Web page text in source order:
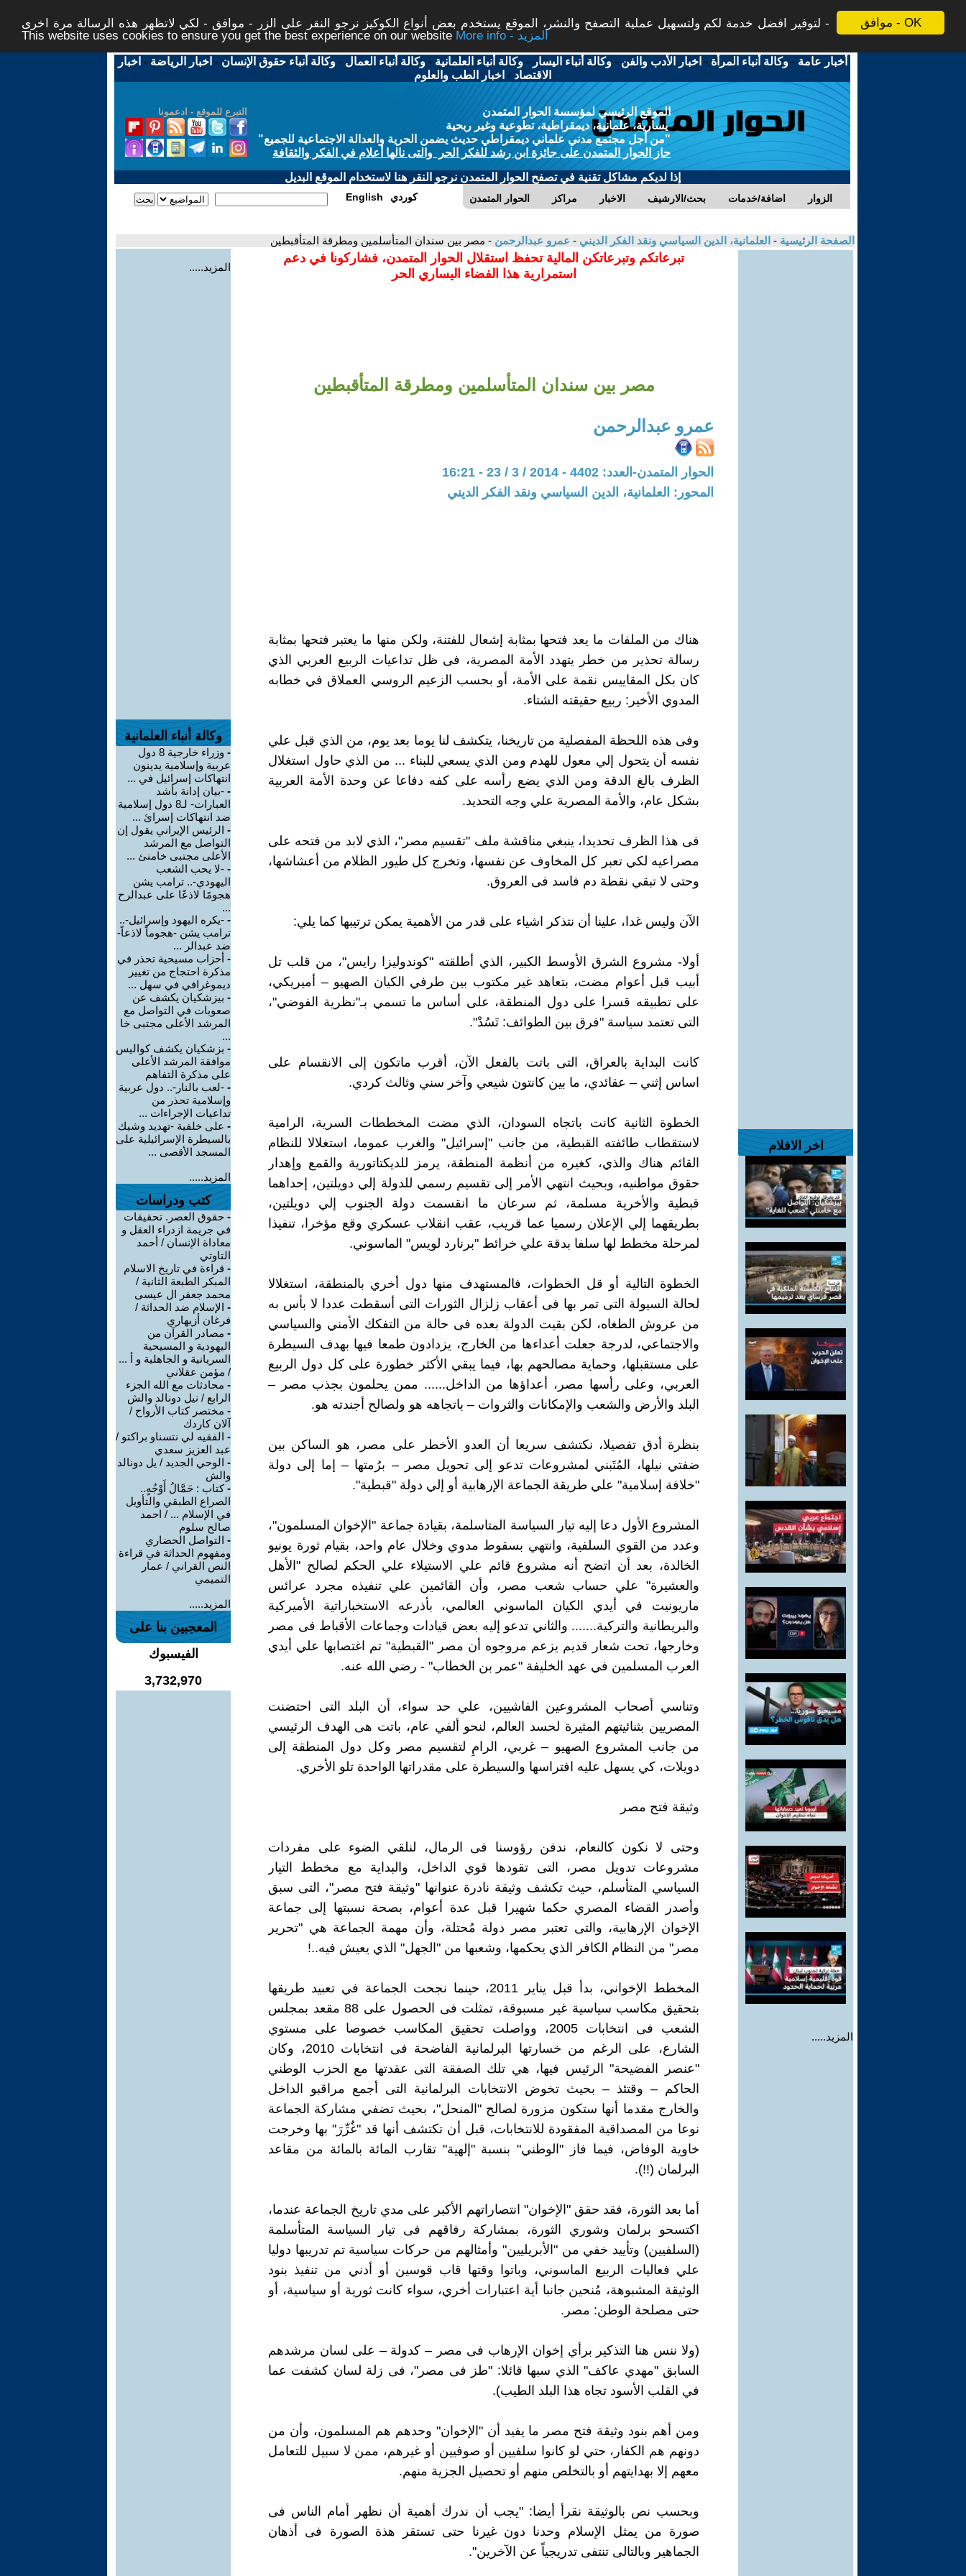
موافق - OK
لتوفير افضل خدمة لكم ولتسهيل عملية التصفح والنشر، الموقع يستخدم بعض أنواع الكوكيز نرجو النقر على الزر - موافق - لكي لاتظهر هذه الرسالة مرة اخرى -
This website uses cookies to ensure you get the best experience on our website
More info - المزيد
أخبار عامة -وكالة أنباء المرأة - اخبار الأدب والفن -وكالة أنباء اليسار -وكالة أنباء العلمانية -وكالة أنباء العمال -وكالة أنباء حقوق الإنسان - اخبار الرياضة - اخبار
الاقتصاد - اخبار الطب والعلوم
التبرع للموقع - ادعمونا
الموقع الرئيسي لمؤسسة الحوار المتمدن
يسارية، علمانية، ديمقراطية، تطوعية وغير ربحية
"من أجل مجتمع مدني علماني ديمقراطي حديث يضمن الحرية والعدالة الاجتماعية للجميع"
حاز الحوار المتمدن على جائزة ابن رشد للفكر الحر والتى نالها أعلام في الفكر والثقافة
إذا لديكم مشاكل تقنية في تصفح الحوار المتمدن نرجو النقر هنا لاستخدام الموقع البديل
الحوار المتمدن مراكز الاخبار بحث/الارشيف اضافة/خدمات الزوار English كوردي
الصفحة الرئيسية - العلمانية، الدين السياسي ونقد الفكر الديني - عمرو عبدالرحمن - مصر بين سندان المتأسلمين ومطرقة المتأقبطين
اخر الافلام
المزيد.....
تبرعاتكم وتبرعاتكن المالية تحفظ استقلال الحوار المتمدن، فشاركونا في دعم
استمرارية هذا الفضاء اليساري الحر
مصر بين سندان المتأسلمين ومطرقة المتأقبطين
عمرو عبدالرحمن
الحوار المتمدن-العدد: 4402 - 2014 / 3 / 23 - 16:21
المحور: العلمانية، الدين السياسي ونقد الفكر الديني
هناك من الملفات ما يعد فتحها بمثابة إشعال للفتنة، ولكن منها ما يعتبر فتحها بمثابة
رسالة تحذير من خطر يتهدد الأمة المصرية، فى ظل تداعيات الربيع العربي الذي
كان بكل المقاييس نقمة على الأمة، أو بحسب الزعيم الروسي العملاق في خطابه
المدوي الأخير: ربيع حقيقته الشتاء.
وفى هذه اللحظة المفصلية من تاريخنا، يتكشف لنا يوما بعد يوم، من الذي قبل علي
نفسه أن يتحول إلي معول للهدم ومن الذي يسعي للبناء ... من الذي حاول استغلال
الظرف بالغ الدقة ومن الذي يضع رأسه على كفه دفاعا عن وحدة الأمة العربية
بشكل عام، والأمة المصرية علي وجه التحديد.
فى هذا الظرف تحديدا، ينبغي مناقشة ملف "تقسيم مصر"، الذي لابد من فتحه على
مصراعيه لكي تعبر كل المخاوف عن نفسها، وتخرج كل طيور الظلام من أعشاشها،
وحتى لا تبقي نقطة دم فاسد فى العروق.
الآن وليس غدا، علينا أن نتذكر اشياء على قدر من الأهمية يمكن ترتيبها كما يلي:
أولا- مشروع الشرق الأوسط الكبير، الذي أطلقته "كوندوليزا رايس"، من قلب تل
أبيب قبل أعوام مضت، بتعاهد غير مكتوب بين طرفي الكيان الصهيو – أميريكي،
على تطبيقه قسرا على دول المنطقة، على أساس ما تسمي بـ"نظرية الفوضي"،
التى تعتمد سياسة "فرق بين الطوائف: تَسُدْ".
كانت البداية بالعراق، التى باتت بالفعل الآن، أقرب ماتكون إلى الانقسام على
اساس إثني – عقائدي، ما بين كانتون شيعي وآخر سني وثالث كردي.
الخطوة الثانية كانت باتجاه السودان، الذي مضت المخططات السرية، الرامية
لاستقطاب طائفته القبطية، من جانب "إسرائيل" والغرب عموما، استغلالا للنظام
القائم هناك والذي، كغيره من أنظمة المنطقة، يرمز للديكتاتورية والقمع وإهدار
حقوق مواطنيه، وبحيث انتهي الأمر إلى تقسيم رسمي للدولة إلي دويلتين، إحداهما
قبطية والأخرية مسلمة، ثم سرعان ما انقسمت دولة الجنوب إلي دويلتين،
بطريقهما إلي الإعلان رسميا عما قريب، عقب انقلاب عسكري وقع مؤخرا، تنفيذا
لمرحلة مخطط لها سلفا بدقة علي خرائط "برنارد لويس" الماسوني.
الخطوة التالية أو قل الخطوات، فالمستهدف منها دول أخري بالمنطقة، استغلالا
لحالة السيولة التى تمر بها فى أعقاب زلزال الثورات التى أسقطت عددا لا بأس به
من عروش الطغاه، لكن بقيت الدولة بعده فى حالة من التفكك الأمني والسياسي
والاجتماعي، لدرجة جعلت أعداءها من الخارج، يزدادون طمعا فيها بهدف السيطرة
على مستقبلها، وحماية مصالحهم بها، فيما يبقي الأكثر خطورة على كل دول الربيع
العربي، وعلى رأسها مصر، أعداؤها من الداخل...... ممن يحلمون بجذب مصر –
البلد والأرض والشعب والإمكانات والثروات – باتجاهه هو ولصالح أجندته هو.
بنظرة أدق تفصيلا، نكتشف سريعا أن العدو الأخطر على مصر، هو الساكن بين
ضفتي نيلها، المُتَبني لمشروعات تدعو إلى تحويل مصر – برُمتها – إما إلى دولة
"خلافة إسلامية" علي طريقة الجماعة الإرهابية أو إلي دولة "قبطية".
المشروع الأول دعا إليه تيار السياسة المتاسلمة، بقيادة جماعة "الإخوان المسلمون"،
وعدد من القوي السلفية، وانتهي بسقوط مدوي وخلال عام واحد، بقيام ثورة يونيو
الخالدة، بعد أن اتضح أنه مشروع قائم علي الاستيلاء علي الحكم لصالح "الأهل
والعشيرة" علي حساب شعب مصر، وأن القائمين علي تنفيذه مجرد عرائس
ماريونيت في أيدي الكيان الماسوني العالمي، بأذرعه الاستخباراتية الأميركية
والبريطانية والتركية....... والثاني تدعو إليه بعض قيادات وجماعات الأقباط فى مصر
وخارجها، تحت شعار قديم يزعم مروجوه أن مصر "القبطية" تم اغتصابها علي أيدي
العرب المسلمين في عهد الخليفة "عمر بن الخطاب" - رضي الله عنه.
وتناسي أصحاب المشروعين الفاشيين، علي حد سواء، أن البلد التى احتضنت
المصريين بثنائيتهم المثيرة لحسد العالم، لنحو ألفي عام، باتت هى الهدف الرئيسي
من جانب المشروع الصهيو – غربي، الرامِ لتقسيم مصر وكل دول المنطقة إلى
دويلات، كي يسهل عليه افتراسها والسيطرة على مقدراتها الواحدة تلو الأخري.
وثيقة فتح مصر
وحتى لا نكون كالنعام، ندفن رؤوسنا فى الرمال، لنلقي الضوء على مفردات
مشروعات تدويل مصر، التى تقودها قوي الداخل، والبداية مع مخطط التيار
السياسي المتأسلم، حيث تكشف وثيقة نادرة عنوانها "وثيقة فتح مصر"، التى سبق
وأصدر القضاء المصري حكما شهيرا قبل عدة أعوام، بصحة نسبتها إلى جماعة
الإخوان الإرهابية، والتى تعتبر مصر دولة مُحتلة، وأن مهمة الجماعة هي "تحرير
مصر" من النظام الكافر الذي يحكمها، وشعبها من "الجهل" الذي يعيش فيه..!
المخطط الإخواني، بدأ قبل يناير 2011، حينما نجحت الجماعة في تعبيد طريقها
بتحقيق مكاسب سياسية غير مسبوقة، تمثلت فى الحصول على 88 مقعد بمجلس
الشعب فى انتخابات 2005، وواصلت تحقيق المكاسب خصوصا على مستوي
الشارع، على الرغم من خسارتها البرلمانية الفاضحة فى انتخابات 2010، وكان
"عنصر الفضيحة" الرئيس فيها، هي تلك الصفقة التى عقدتها مع الحزب الوطني
الحاكم – وقتئذ – بحيث تخوض الانتخابات البرلمانية التى أجمع مراقبو الداخل
والخارج مقدما أنها ستكون مزورة لصالح "المنحل"، بحيث تضفي مشاركة الجماعة
نوعا من المصداقية المفقودة للانتخابات، قبل أن تكتشف أنها قد "غٌرِّرَ" بها وخرجت
خاوية الوفاض، فيما فاز "الوطني" بنسبة "إلهية" تقارب المائة بالمائة من مقاعد
البرلمان (!!).
أما بعد الثورة، فقد حقق "الإخوان" انتصاراتهم الأكبر على مدي تاريخ الجماعة عندما،
اكتسحو برلمان وشوري الثورة، بمشاركة رفاقهم فى تيار السياسة المتأسلمة
(السلفيين) وتأييد خفي من "الأبريليين" وأمثالهم من حركات سياسية تم تدريبها دوليا
علي فعاليات الربيع الماسوني، وباتوا وقتها قاب قوسين أو أدني من تنفيذ بنود
الوثيقة المشبوهة، مُنحين جانبا أية اعتبارات أخري، سواء كانت ثورية أو سياسية، أو
حتى مصلحة الوطن: مصر.
(ولا ننس هنا التذكير برأي إخوان الإرهاب فى مصر – كدولة – على لسان مرشدهم
السابق "مهدي عاكف" الذي سبها قائلا: "طز فى مصر"، فى زلة لسان كشفت عما
في القلب الأسود تجاه هذا البلد الطيب).
ومن أهم بنود وثيقة فتح مصر ما يفيد أن "الإخوان" وحدهم هم المسلمون، وأن من
دونهم هم الكفار، حتي لو كانوا سلفيين أو صوفيين أو غيرهم، ممن لا سبيل للتعامل
معهم إلا بهدايتهم أو بالتخلص منهم أو تحصيل الجزية منهم.
وبحسب نص بالوثيقة نقرأ أيضا: "يجب أن ندرك أهمية أن نظهر أمام الناس فى
صورة من يمثل الإسلام وحدنا دون غيرنا حتى تستقر هذة الصورة فى أذهان
الجماهير وبالتالى تنتفى تدريجياً عن الآخرين".
المزيد.....
وكالة أنباء العلمانية
-
وزراء خارجية 8 دول
عربية وإسلامية يدينون
انتهاكات إسرائيل في ...
- -بيان إدانة بأشد
العبارات- لـ8 دول إسلامية
ضد انتهاكات إسرائ ...
- الرئيس الإيراني يقول إن
التواصل مع المرشد
الأعلى مجتبى خامنئ ...
- -لا يحب الشعب
اليهودي-.. ترامب يشن
هجومًا لاذعًا على عبدالرح
...
- -يكره اليهود وإسرائيل-..
ترامب يشن -هجوماً لاذعاً-
ضد عبدالر ...
- أحزاب مسيحية تحذر في
مذكرة احتجاج من تغيير
ديموغرافي في سهل ...
- بيزشكيان يكشف عن
صعوبات في التواصل مع
المرشد الأعلى مجتبى خا
...
- بزشكيان يكشف كواليس
موافقة المرشد الأعلى
على مذكرة التفاهم
- -لعب بالنار-.. دول عربية
وإسلامية تحذر من
تداعيات الإجراءات ...
- على خلفية -تهديد وشيك
بالسيطرة الإسرائيلية على
المسجد الأقصى ...
المزيد.....
كتب ودراسات
- حقوق العصر. تحقيقات
في جريمة ازدراء العقل و
معاداة الإنسان / أحمد
التاوتي
- قراءة في تاريخ الاسلام
المبكر الطبعة الثانية /
محمد جعفر ال عيسى
- الإسلام ضد الحداثة /
فرغان أزيهاري
- مصادر القرآن من
اليهودية و المسيحية
السريانية و الجاهلية و أ ...
/ مؤمن عقلاني
- محادثات مع الله الجزء
الرابع / نيل دونالد والش
- مختصر كتاب الأرواح /
آلان كاردك
- الفقيه لي نتسناو براكتو /
عبد العزيز سعدي
- الوحي الجديد / يل دونالد
والش
-كتاب : حَمَّالُ أَوْجُهٍ..
الصراع الطبقي والتأويل
في الإسلام ... / احمد
صالح سلوم
- التواصل الحضاري
ومفهوم الحداثة في قراءة
النص القراني / عمار
التميمي
المزيد.....
المعجبين بنا على
الفيسبوك
3,732,970